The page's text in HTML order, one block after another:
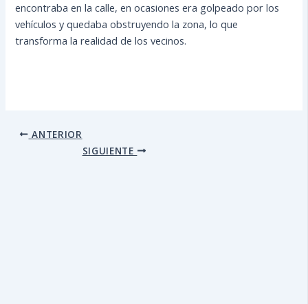
encontraba en la calle, en ocasiones era golpeado por los
vehículos y quedaba obstruyendo la zona, lo que
transforma la realidad de los vecinos.
ANTERIOR
SIGUIENTE